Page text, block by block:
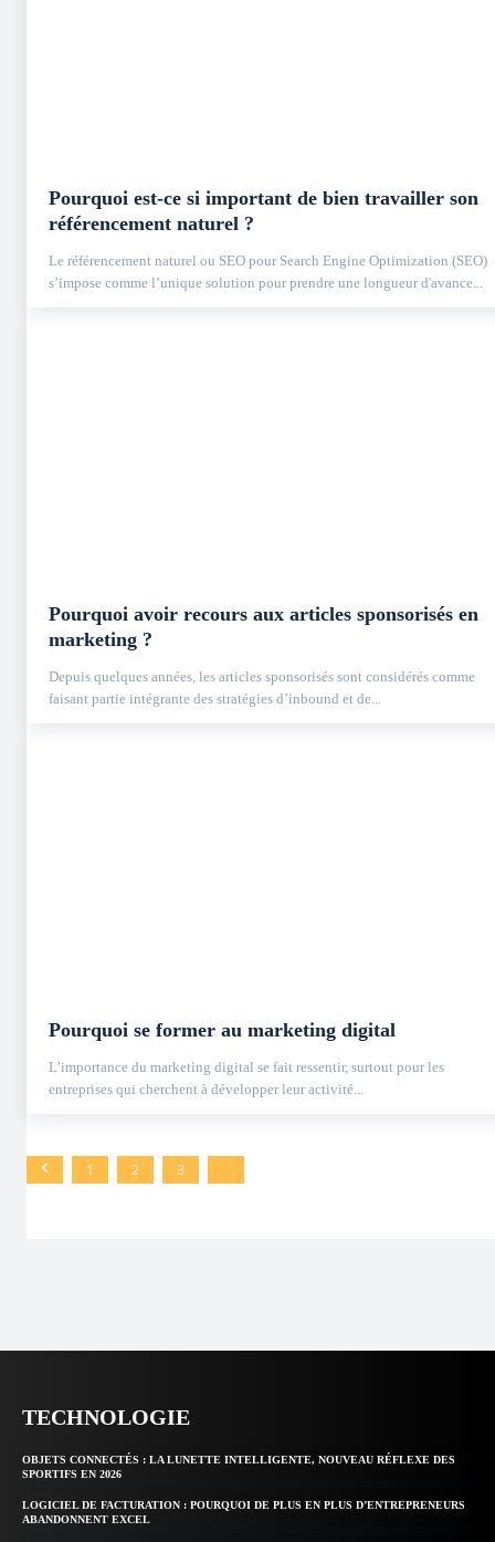
Pourquoi est-ce si important de bien travailler son
référencement naturel ?
Le référencement naturel ou SEO pour Search Engine Optimization (SEO)
s’impose comme l’unique solution pour prendre une longueur d'avance...
Pourquoi avoir recours aux articles sponsorisés en
marketing ?
Depuis quelques années, les articles sponsorisés sont considérés comme
faisant partie intégrante des stratégies d’inbound et de...
Pourquoi se former au marketing digital
L’importance du marketing digital se fait ressentir, surtout pour les
entreprises qui cherchent à développer leur activité...
1 2 3
TECHNOLOGIE
OBJETS CONNECTÉS : LA LUNETTE INTELLIGENTE, NOUVEAU RÉFLEXE DES
SPORTIFS EN 2026
LOGICIEL DE FACTURATION : POURQUOI DE PLUS EN PLUS D’ENTREPRENEURS
ABANDONNENT EXCEL